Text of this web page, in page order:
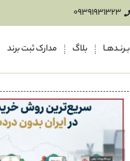
09391931323
بـرنـدهـا بلاگ مدارک ثبت برند